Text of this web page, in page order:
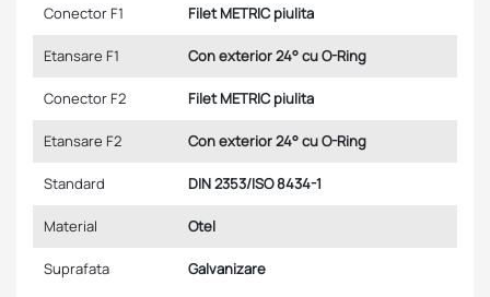
Conector F1 Filet METRIC piulita
Etansare F1 Con exterior 24° cu O-Ring
Conector F2 Filet METRIC piulita
Etansare F2 Con exterior 24° cu O-Ring
Standard DIN 2353/ISO 8434-1
Material Otel
Suprafata Galvanizare